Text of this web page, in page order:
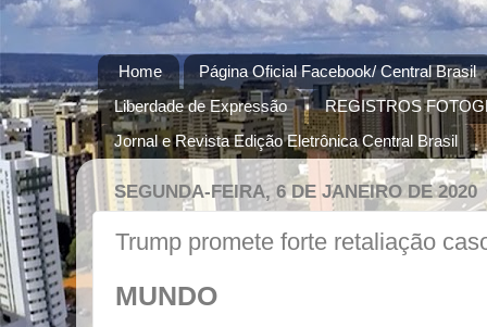
Home
Página Oficial Facebook/ Central Brasil
Liberdade de Expressão
REGISTROS
Jornal e Revista Edição Eletrônica Central Brasil
SEGUNDA-FEIRA, 6 DE JANEIRO DE 2020
Trump promete forte retaliação
MUNDO